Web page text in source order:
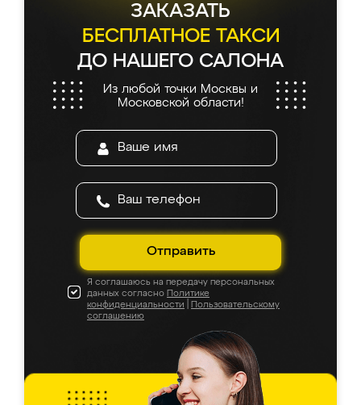
ЗАКАЗАТЬ
БЕСПЛАТНОЕ ТАКСИ
ДО НАШЕГО САЛОНА
Из любой точки Москвы и
Московской области!
Отправить
Я соглашаюсь на передачу персональных
данных согласно Политике
конфиденциальности
Пользовательскому
соглашению